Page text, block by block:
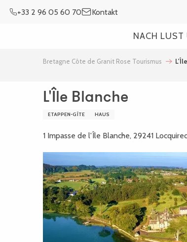
+33 2 96 05 60 70 Kontakt
NACH LUST
Bretagne Côte de Granit Rose Tourismus
L'Île Blanche
ETAPPEN-GÎTE HAUS
1 Impasse de l'Île Blanche, 29241 Locquirec